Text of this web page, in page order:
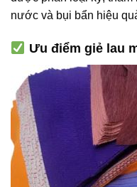
nước và bụi bẩn hiệu
Ưu điểm giẻ lau